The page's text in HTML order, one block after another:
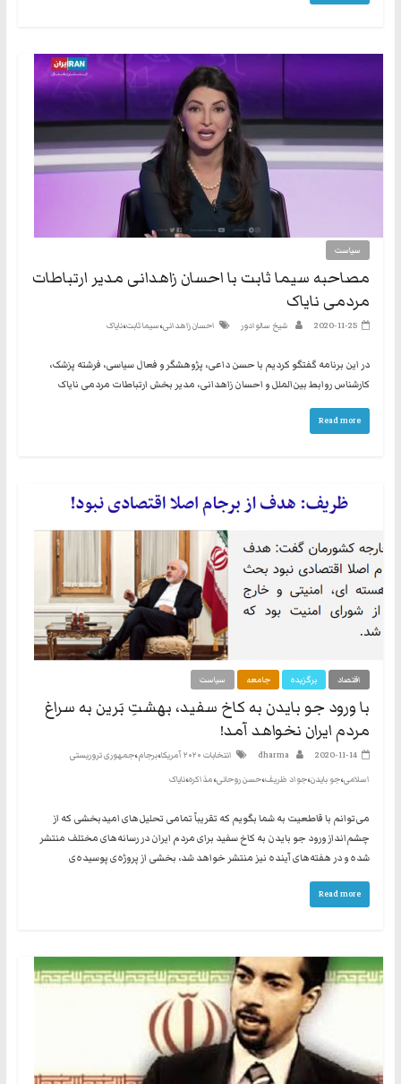
سیاست
مصاحبه سیما ثابت با احسان زاهدانی مدیر ارتباطات
مردمی نایاک
2020-11-25 شیخ سالوادور احسان زاهدانی،سیما ثابت،نایاک
در این برنامه گفتگو کردیم با حسن داعی، پژوهشگر و فعال سیاسی، فرشته پزشک،
کارشناس روابط بین‌الملل و احسان زاهدانی، مدیر بخش ارتباطات مردمی نایاک
Read more
اقتصاد برگزیده جامعه سیاست
با ورود جو بایدن به کاخ سفید، بهشتِ بَرین به سراغ
مردم ایران نخواهد آمد!
2020-11-14
dharma انتخابات ۲۰۲۰ آمریکا ،برجام،جمهوری تروریستی
اسلامی،جو بایدن،جواد ظریف،حسن روحانی،مذاکره،نایاک
می‌توانم با قاطعیت به شما بگویم که تقریباً تمامی تحلیل‌های امیدبخشی که از
چشم‌انداز ورود جو بایدن به کاخ سفید برای مردم ایران در رسانه‌های مختلف منتشر
شده و در هفته‌های آینده نیز منتشر خواهد شد، بخشی از پروژه‌ی پوسیده‌ی
Read more